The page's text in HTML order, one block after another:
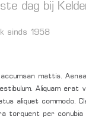
dag bij
sinds 1958
mattis.
Aliquam erat
aliquet commodo.
torquent per conubia